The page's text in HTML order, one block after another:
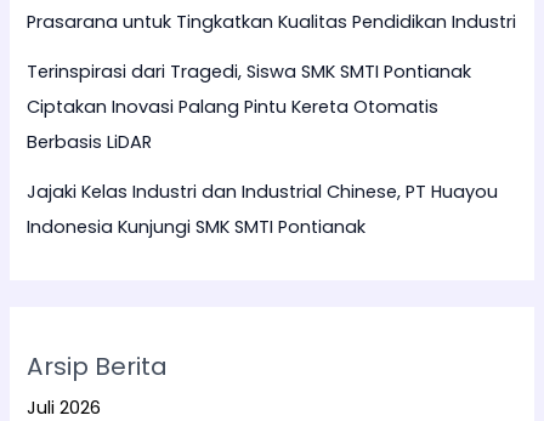
Prasarana untuk Tingkatkan Kualitas Pendidikan Industri
Terinspirasi dari Tragedi, Siswa SMK SMTI Pontianak
Ciptakan Inovasi Palang Pintu Kereta Otomatis
Berbasis LiDAR
Jajaki Kelas Industri dan Industrial Chinese, PT Huayou
Indonesia Kunjungi SMK SMTI Pontianak
Arsip Berita
Juli 2026